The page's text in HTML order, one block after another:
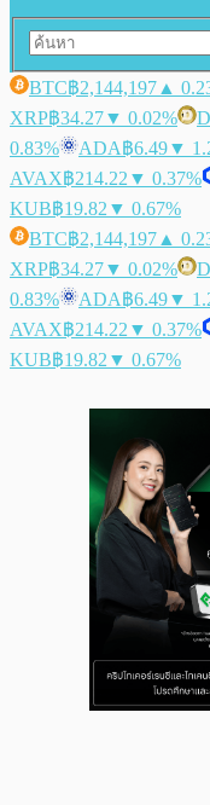
BTC฿2,144,197 ▲
XRP฿34.27▼ 0.02%
0.83%
ADA฿6.49▼
AVAX฿214.22 ▼ 0.37%
KUB฿19.82 ▼ 0.67%
BTC฿2,144,197 ▲
XRP฿34.27▼ 0.02%
0.83%
ADA฿6.49▼
AVAX฿214.22 ▼ 0.37%
KUB฿19.82 ▼ 0.67%